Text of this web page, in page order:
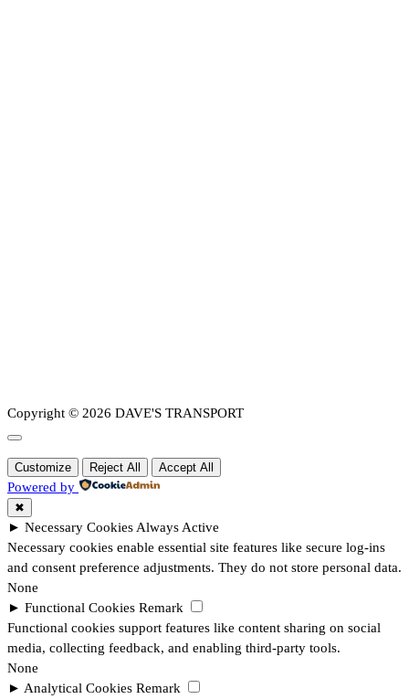
Copyright © 2026 DAVE'S TRANSPORT
Customize Reject All Accept All
Powered by
✖
► Necessary Cookies Always Active
Necessary cookies enable essential site features like secure log-ins
and consent preference adjustments. They do not store personal data.
None
► Functional Cookies Remark
Functional cookies support features like content sharing on social
media, collecting feedback, and enabling third-party tools.
None
► Analytical Cookies Remark